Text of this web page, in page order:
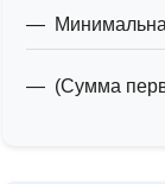
(Сумма